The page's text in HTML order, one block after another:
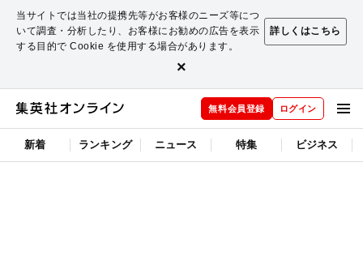
当サイトでは当社の提携先等がお客様のニーズ等につ
いて調査・分析したり、お客様にお勧めの広告を表示
する目的で Cookie を使用する場合があります。
詳しくはこちら
×
無料会員登録 ログイン
新着 ランキング ニュース 特集 ビジネス